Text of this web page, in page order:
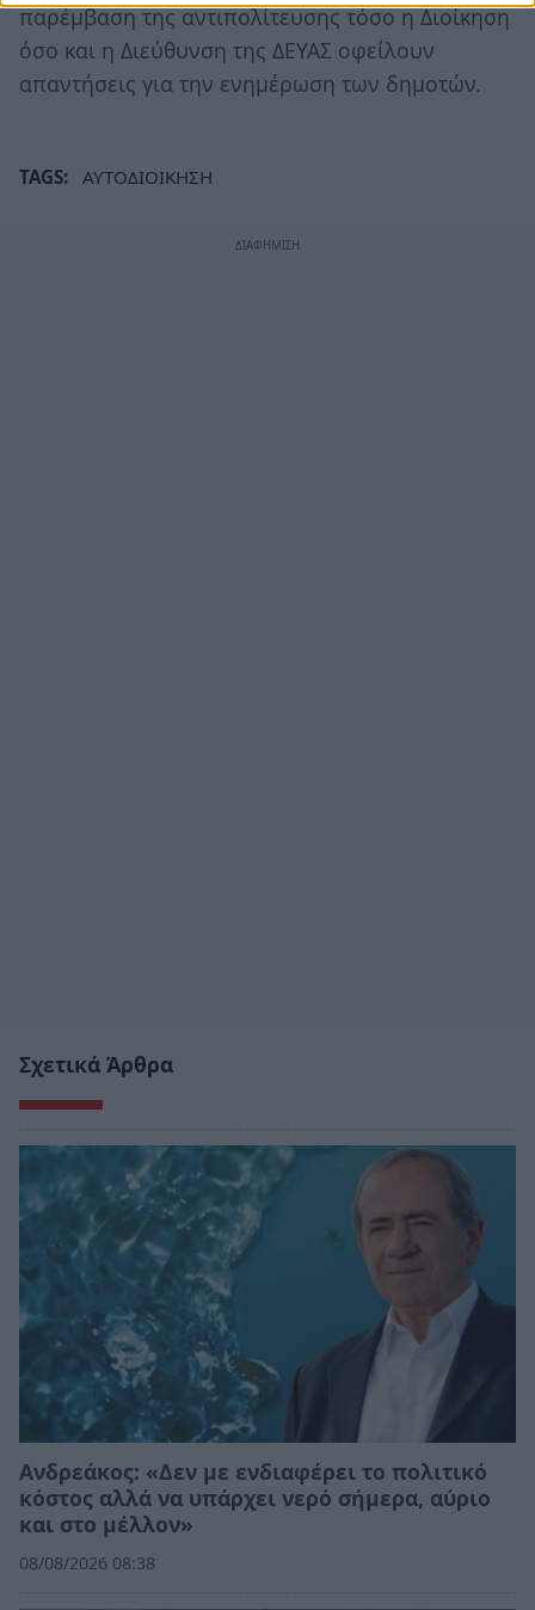
παρέμβαση της αντιπολίτευσης τόσο η Διοίκηση
όσο και η Διεύθυνση της ΔΕΥΑΣ οφείλουν
απαντήσεις για την ενημέρωση των δημοτών.
TAGS: ΑΥΤΟΔΙΟΙΚΗΣΗ
Σχετικά Άρθρα
Ανδρεάκος: «Δεν με ενδιαφέρει το πολιτικό
κόστος αλλά να υπάρχει νερό σήμερα, αύριο
και στο μέλλον»
08/08/2026 08:38